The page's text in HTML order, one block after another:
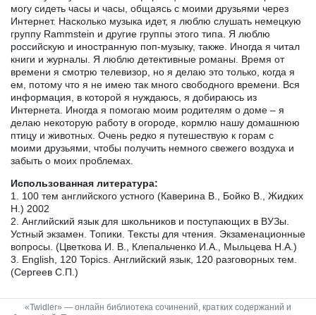
могу сидеть часы и часы, общаясь с моими друзьями через
Интернет. Насколько музыка идет, я люблю слушать немецкую
группу Rammstein и другие группы этого типа. Я люблю
российскую и иностранную поп-музыку, также. Иногда я читал
книги и журналы. Я люблю детективные романы. Время от
времени я смотрю телевизор, но я делаю это только, когда я
ем, потому что я не имею так много свободного времени. Вся
информация, в которой я нуждаюсь, я добираюсь из
Интернета. Иногда я помогаю моим родителям о доме – я
делаю некоторую работу в огороде, кормлю нашу домашнюю
птицу и животных. Очень редко я путешествую к горам с
моими друзьями, чтобы получить немного свежего воздуха и
забыть о моих проблемах.
Использованная литература:
1. 100 тем английского устного (Каверина В., Бойко В., Жидких
Н.) 2002
2. Английский язык для школьников и поступающих в ВУЗы.
Устный экзамен. Топики. Тексты для чтения. Экзаменационные
вопросы. (Цветкова И. В., Клепальченко И.А., Мыльцева Н.А.)
3. English, 120 Topics. Английский язык, 120 разговорных тем.
(Сергеев С.П.)
«Twidler» — онлайн библиотека сочинений, кратких содержаний и